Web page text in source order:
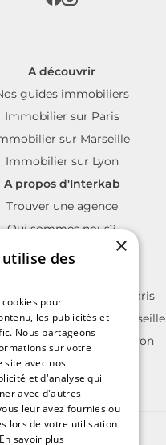
A découvrir
guides immobiliers
Immobilier sur Paris
sur Marseille
Immobilier sur Lyon
A propos d'Interkab
Trouver une agence
Qui sommes nous?
La charte Interkab
immobilières sur Paris
immobilières sur Marseille
immobilières sur Lyon
| Tous droits réservés
×
utilise des
pour
les publicités et
Nous partageons
sur votre
site avec nos
et d'analyse qui
avec d'autres
leur avez fournies ou
lors de votre utilisation
En savoir plus